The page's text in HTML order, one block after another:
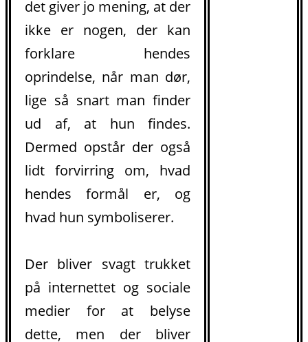
det giver jo mening, at der
ikke er nogen, der kan
forklare hendes
oprindelse, når man dør,
lige så snart man finder
ud af, at hun findes.
Dermed opstår der også
lidt forvirring om, hvad
hendes formål er, og
hvad hun symboliserer.
Der bliver svagt trukket
på internettet og sociale
medier for at belyse
dette, men der bliver